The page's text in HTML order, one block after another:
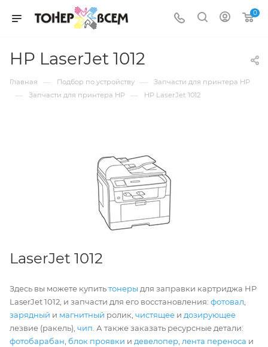
0
HP LaserJet 1012
Главная — Подбор по устройству — Запчасти для принтера HP
— Запчасти для принтера HP — HP LaserJet 1012
LaserJet 1012
Здесь вы можете купитьтонеры для заправки картриджа HP
LaserJet 1012, и запчасти для его восстановления: фотовал
зарядный и магнитный ролик, чистящее и дозирующее
лезвие (ракель), чип . А также заказать ресурсные детали:
фотобарабан блок проявки и девелопер лента переноса и